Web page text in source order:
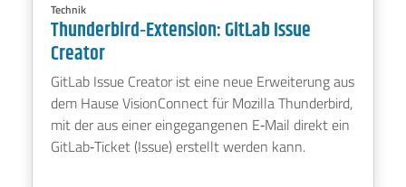
Technik
Thunderbird‑Extension: GitLab Issue
Creator
GitLab Issue Creator ist eine neue Erweiterung aus
dem Hause VisionConnect für Mozilla Thunderbird,
mit der aus einer eingegangenen E‑Mail direkt ein
GitLab‑Ticket (Issue) erstellt werden kann.